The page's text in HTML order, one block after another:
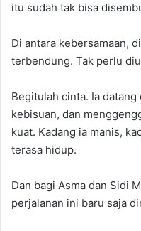
itu sudah tak bisa
Di antara kebersamaan,
terbendung. Tak perlu
Begitulah cinta. Ia
kebisuan, dan
kuat. Kadang ia manis,
terasa hidup.
Dan bagi Asma dan Sidi
perjalanan ini baru saja